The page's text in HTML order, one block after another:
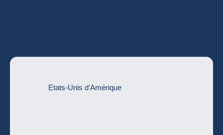
Etats-Unis d'Amérique